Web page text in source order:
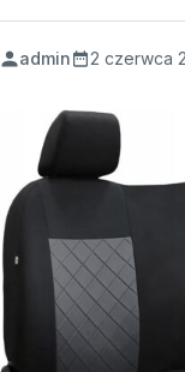
admin 2 czerwca